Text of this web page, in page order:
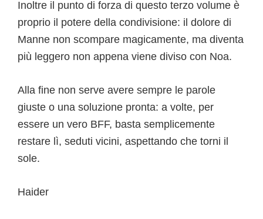
Inoltre il punto di forza di questo terzo volume è
proprio il potere della condivisione: il dolore di
Manne non scompare magicamente, ma diventa
più leggero non appena viene diviso con Noa.
Alla fine non serve avere sempre le parole
giuste o una soluzione pronta: a volte, per
essere un vero BFF, basta semplicemente
restare lì, seduti vicini, aspettando che torni il
sole.
Haider